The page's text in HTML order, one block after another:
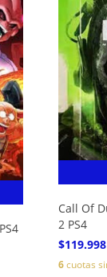
Call Of
2 PS4
$119.998
6cuotas